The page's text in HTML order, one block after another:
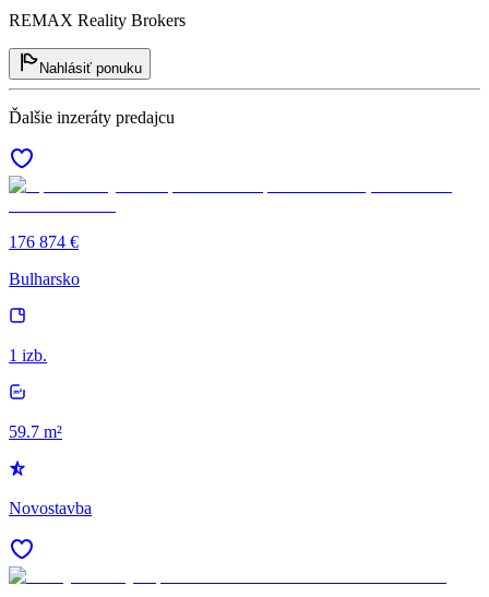
REMAX Reality Brokers
Nahlásiť ponuku
Ďalšie inzeráty predajcu
176 874 €
Bulharsko
1 izb.
59.7 m²
Novostavba